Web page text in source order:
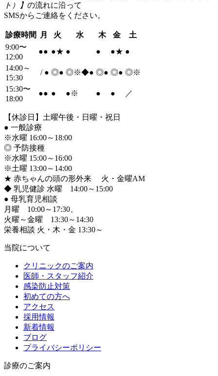
ト）】 の流れに沿って
SMSからご連絡をください。
診療時間 月 火 水 木 金
土
9:00〜
12:00
●● ●★ ● ● ●★ ●
14:00～
15:30
/ ● ◎● ◎※◆● ◎● ◎● ◎※
15:30〜
18:00
●● ● ●※ ● ● ／
【休診日】土曜午後・日曜・祝日
● 一般診療
※水曜 16:00～18:00
◎ 予防接種
※水曜 15:00～16:00
※土曜 13:00～14:00
★ 赤ちゃんの頭の形外来 火・金曜AM
◆ 乳児健診 水曜 14:00～15:00
● 母乳育児相談
月曜 10:00～17:30、
火曜～金曜 13:30～14:30
栄養相談 火・木・金 13:30～
当院について
クリニックのご案内
医師・スタッフ紹介
感染防止対策
初めての方へ
アクセス
採用情報
新着情報
ブログ
プライバシーポリシー
診療のご案内